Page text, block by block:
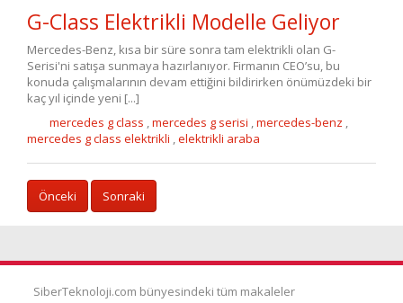
G-Class Elektrikli Modelle Geliyor
Mercedes-Benz, kısa bir süre sonra tam elektrikli olan G-
Serisi'ni satışa sunmaya hazırlanıyor. Firmanın CEO’su, bu
konuda çalışmalarının devam ettiğini bildirirken önümüzdeki bir
kaç yıl içinde yeni [...]
mercedes g class ,mercedes g serisi ,mercedes-benz ,
mercedes g class elektrikli ,elektrikli araba
Önceki Sonraki
SiberTeknoloji.com bünyesindeki tüm makaleler